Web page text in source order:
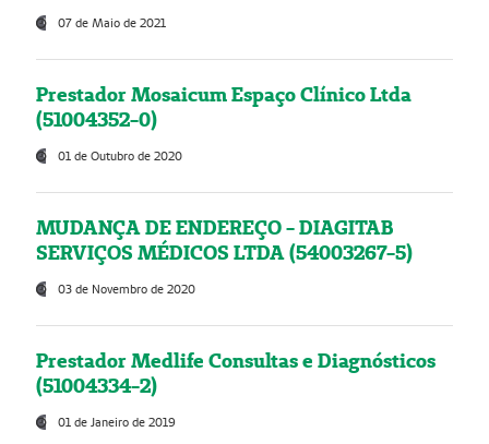
07 de Maio de 2021
Prestador Mosaicum Espaço Clínico Ltda
(51004352-0)
01 de Outubro de 2020
MUDANÇA DE ENDEREÇO - DIAGITAB
SERVIÇOS MÉDICOS LTDA (54003267-5)
03 de Novembro de 2020
Prestador Medlife Consultas e Diagnósticos
(51004334-2)
01 de Janeiro de 2019